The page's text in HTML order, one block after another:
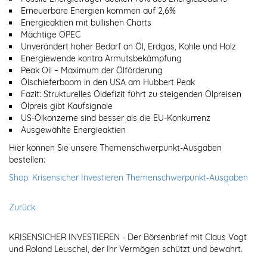
Erneuerbare Energien kommen auf 2,6%
Energieaktien mit bullishen Charts
Mächtige OPEC
Unverändert hoher Bedarf an Öl, Erdgas, Kohle und Holz
Energiewende kontra Armutsbekämpfung
Peak Oil – Maximum der Ölförderung
Ölschieferboom in den USA am Hubbert Peak
Fazit: Strukturelles Öldefizit führt zu steigenden Ölpreisen
Ölpreis gibt Kaufsignale
US-Ölkonzerne sind besser als die EU-Konkurrenz
Ausgewählte Energieaktien
Hier können Sie unsere Themenschwerpunkt-Ausgaben
bestellen:
Shop: Krisensicher Investieren Themenschwerpunkt-Ausgaben
Zurück
KRISENSICHER INVESTIEREN - Der Börsenbrief mit Claus Vogt
und Roland Leuschel, der Ihr Vermögen schützt und bewahrt.